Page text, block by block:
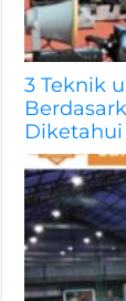
3 Teknik
Diketahui